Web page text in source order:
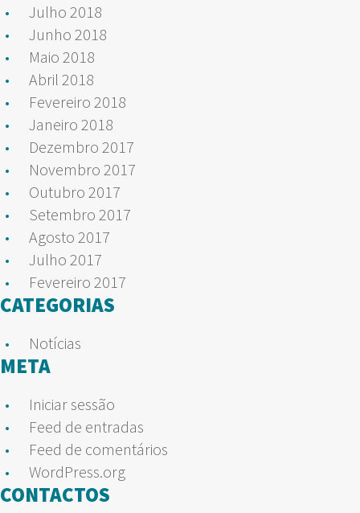
Julho 2018
Junho 2018
Maio 2018
Abril 2018
Fevereiro 2018
Janeiro 2018
Dezembro 2017
Novembro 2017
Outubro 2017
Setembro 2017
Agosto 2017
Julho 2017
Fevereiro 2017
CATEGORIAS
Notícias
META
Iniciar sessão
Feed de entradas
Feed de comentários
WordPress.org
CONTACTOS